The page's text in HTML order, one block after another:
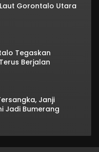
Gorontalo Utara
Tegaskan
Berjalan
Janji
Jadi Bumerang